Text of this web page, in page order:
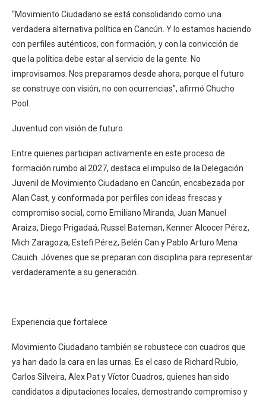
“Movimiento Ciudadano se está consolidando como una
verdadera alternativa política en Cancún. Y lo estamos haciendo
con perfiles auténticos, con formación, y con la convicción de
que la política debe estar al servicio de la gente. No
improvisamos. Nos preparamos desde ahora, porque el futuro
se construye con visión, no con ocurrencias”, afirmó Chucho
Pool.
Juventud con visión de futuro
Entre quienes participan activamente en este proceso de
formación rumbo al 2027, destaca el impulso de la Delegación
Juvenil de Movimiento Ciudadano en Cancún, encabezada por
Alan Cast, y conformada por perfiles con ideas frescas y
compromiso social, como Emiliano Miranda, Juan Manuel
Araiza, Diego Prigadaá, Russel Bateman, Kenner Alcocer Pérez,
Mich Zaragoza, Estefi Pérez, Belén Can y Pablo Arturo Mena
Cauich. Jóvenes que se preparan con disciplina para representar
verdaderamente a su generación.
Experiencia que fortalece
Movimiento Ciudadano también se robustece con cuadros que
ya han dado la cara en las urnas. Es el caso de Richard Rubio,
Carlos Silveira, Alex Pat y Víctor Cuadros, quienes han sido
candidatos a diputaciones locales, demostrando compromiso y